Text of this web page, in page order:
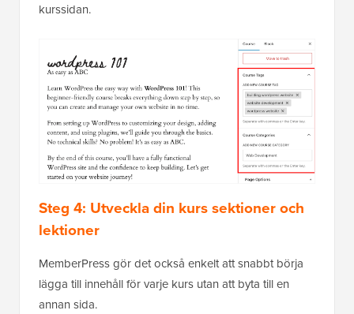
kurssidan.
Steg 4: Utveckla din kurs sektioner och
lektioner
MemberPress gör det också enkelt att snabbt börja
lägga till innehåll för varje kurs utan att byta till en
annan sida.